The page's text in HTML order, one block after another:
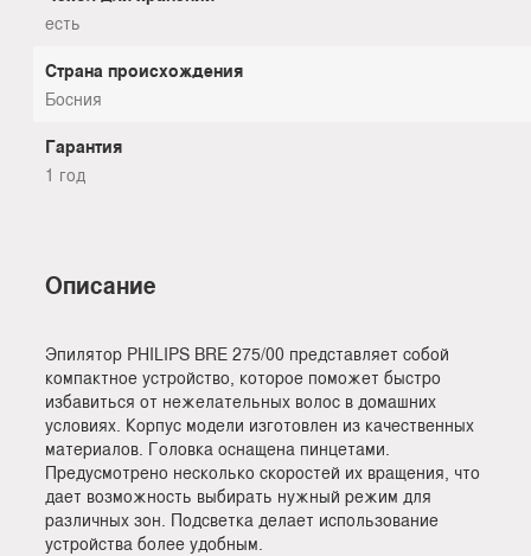
есть
Страна происхождения
Босния
Гарантия
1 год
Описание
Эпилятор PHILIPS BRE 275/00 представляет собой
компактное устройство, которое поможет быстро
избавиться от нежелательных волос в домашних
условиях. Корпус модели изготовлен из качественных
материалов. Головка оснащена пинцетами.
Предусмотрено несколько скоростей их вращения, что
дает возможность выбирать нужный режим для
различных зон. Подсветка делает использование
устройства более удобным.